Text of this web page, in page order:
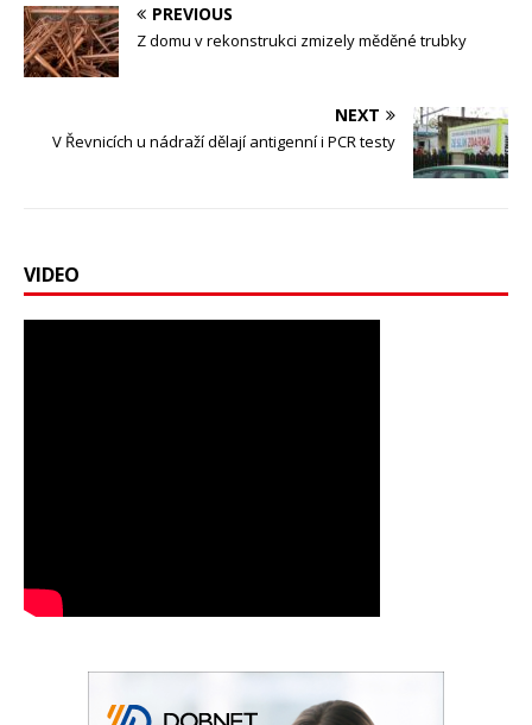
PREVIOUS
Z domu v rekonstrukci zmizely měděné trubky
NEXT
V Řevnicích u nádraží dělají antigenní i PCR testy
VIDEO